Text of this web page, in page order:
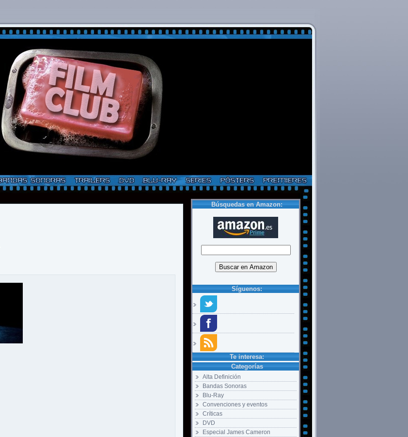
Búsquedas en Amazon:
Síguenos:
Te interesa:
Categorías
Alta Definición
Bandas Sonoras
Blu-Ray
Convenciones y eventos
Críticas
DVD
Especial James Cameron